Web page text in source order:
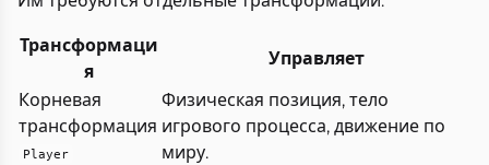
Трансформаци
я
Управляет
Корневая
трансформация
Player
Физическая позиция, тело
игрового процесса, движение по
миру.